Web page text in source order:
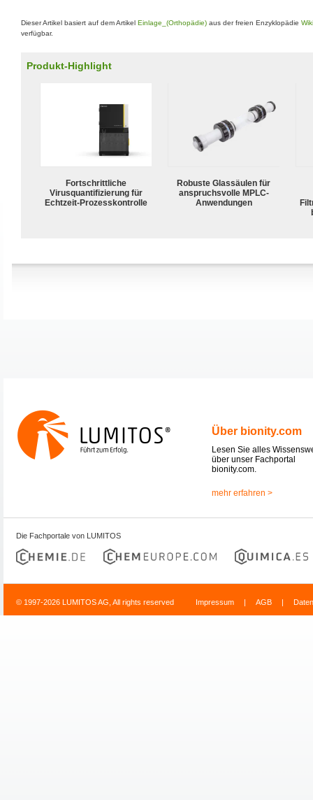
Dieser Artikel basiert auf dem Artikel Einlage_(Orthopädie) aus der freien Enzyklopädie
verfügbar.
Produkt-Highlight
Fortschrittliche
Virusquantifizierung für
Echtzeit-Prozesskontrolle
Robuste Glassäulen für
anspruchsvolle MPLC-
Anwendungen
Über bionity.com
Lesen Sie alles
über unser Fachportal
bionity.com.
mehr erfahren >
Die Fachportale von LUMITOS
© 1997-2026 LUMITOS AG, All rights reserved Impressum | AGB |